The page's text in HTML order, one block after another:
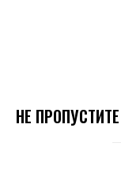
НЕ ПРОПУСТИТЕ